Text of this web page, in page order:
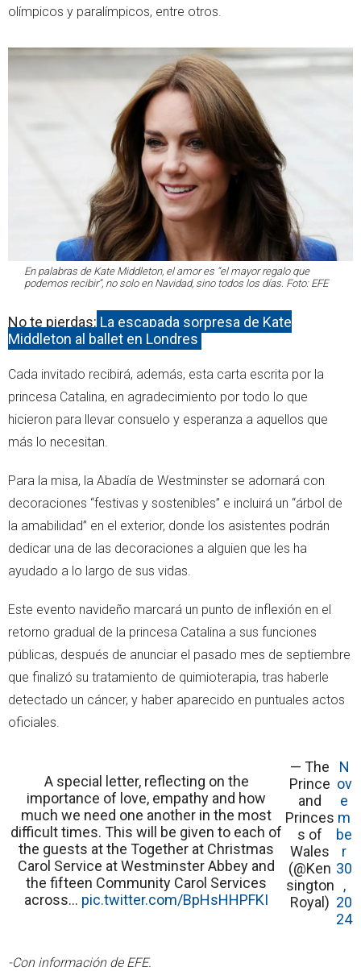
olímpicos y paralímpicos, entre otros.
En palabras de Kate Middleton, el amor es “el mayor regalo que
podemos recibir”, no solo en Navidad, sino todos los días. Foto: EFE
No te pierdas: La escapada sorpresa de Kate
Middleton al ballet en Londres
Cada invitado recibirá, además, esta carta escrita por la
princesa Catalina, en agradecimiento por todo lo que
hicieron para llevar consuelo y esperanza a aquellos que
más lo necesitan.
Para la misa, la Abadía de Westminster se adornará con
decoraciones “festivas y sostenibles” e incluirá un “árbol de
la amabilidad” en el exterior, donde los asistentes podrán
dedicar una de las decoraciones a alguien que les ha
ayudado a lo largo de sus vidas.
Este evento navideño marcará un punto de inflexión en el
retorno gradual de la princesa Catalina a sus funciones
públicas, después de anunciar el pasado mes de septiembre
que finalizó su tratamiento de quimioterapia, tras haberle
detectado un cáncer, y haber aparecido en puntuales actos
oficiales.
A special letter, reflecting on the
importance of love, empathy and how
much we need one another in the most
difficult times. This will be given to each of
the guests at the Together at Christmas
Carol Service at Westminster Abbey and
the fifteen Community Carol Services
across… pic.twitter.com/BpHsHHPFKI
— The
Prince
and
Princes
s of
Wales
(@Ken
sington
Royal)
N
ov
e
m
be
r
30
,
20
24
-Con información de EFE.